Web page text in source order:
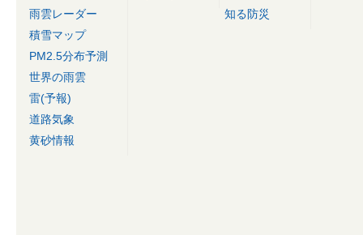
雨雲レーダー
積雪マップ
PM2.5分布予測
世界の雨雲
雷(予報)
道路気象
黄砂情報
知る防災